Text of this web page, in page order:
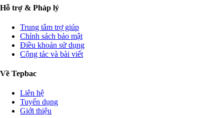
Hỗ trợ & Pháp lý
Trung tâm trợ giúp
Chính sách bảo mật
Điều khoản sử dụng
Cộng tác và bài viết
Về Tepbac
Liên hệ
Tuyển dụng
Giới thiệu